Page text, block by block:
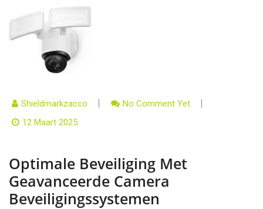
Shieldmarkzacco
No Comment Yet
12 Maart 2025
Optimale Beveiliging Met
Geavanceerde Camera
Beveiligingssystemen